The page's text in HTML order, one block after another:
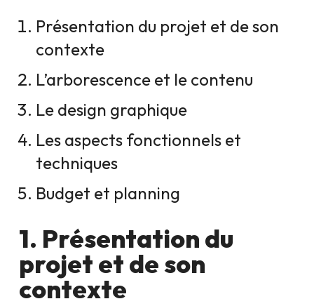
Présentation du projet et de son
contexte
L’arborescence et le contenu
Le design graphique
Les aspects fonctionnels et
techniques
Budget et planning
1. Présentation du
projet et de son
contexte